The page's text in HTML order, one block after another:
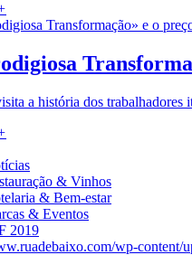
a história dos trabalhadores
& Vinhos
& Bem-estar
& Eventos
2019
wp-content/